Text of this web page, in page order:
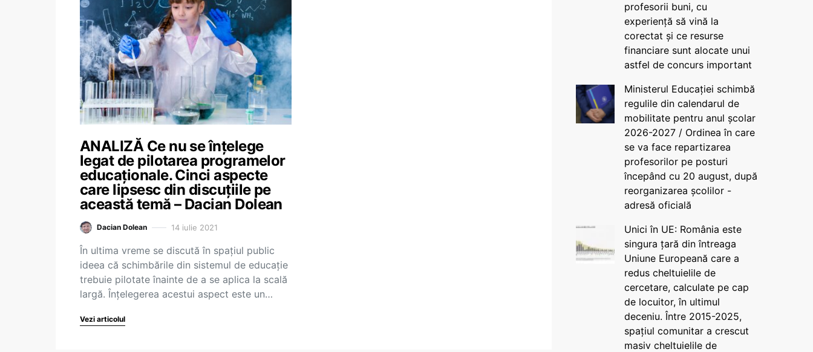
ANALIZĂ Ce nu se înțelege
legat de pilotarea programelor
educaționale. Cinci aspecte
care lipsesc din discuțiile pe
această temă – Dacian Dolean
Dacian Dolean 14 iulie 2021
În ultima vreme se discută în spațiul public
ideea că schimbările din sistemul de educație
trebuie pilotate înainte de a se aplica la scală
largă. Înțelegerea acestui aspect este un…
Vezi articolul
profesorii buni, cu
experiență să vină la
corectat și ce resurse
financiare sunt alocate unui
astfel de concurs important
Ministerul Educației schimbă
regulile din calendarul de
mobilitate pentru anul școlar
2026-2027 / Ordinea în care
se va face repartizarea
profesorilor pe posturi
începând cu 20 august, după
reorganizarea școlilor -
adresă oficială
Unici în UE: România este
singura țară din întreaga
Uniune Europeană care a
redus cheltuielile de
cercetare, calculate pe cap
de locuitor, în ultimul
deceniu. Între 2015-2025,
spațiul comunitar a crescut
masiv cheltuielile de